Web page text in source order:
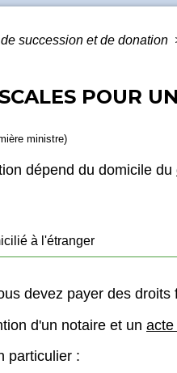
succession et de donation
POUR
ministre)
dépend du domicile du
à l'étranger
devez payer des droits
d'un notaire et un acte
particulier :